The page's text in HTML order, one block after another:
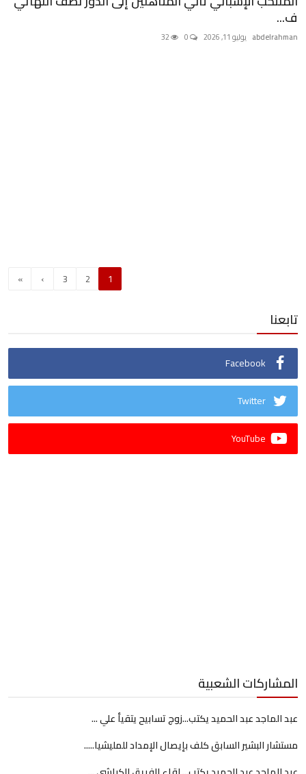
ف...
abdelrahman يوليو 11, 2026
1
2
3
›
»
تابعنا
Facebook
Twitter
YouTube
المشاركات الشعبية
عبد الماجد عبد الحميد يكتب...زوج تسابيح يتقيأ علي ...
مستشار البشير السابق كلف بإيصال الإمداد للمليشيا.....